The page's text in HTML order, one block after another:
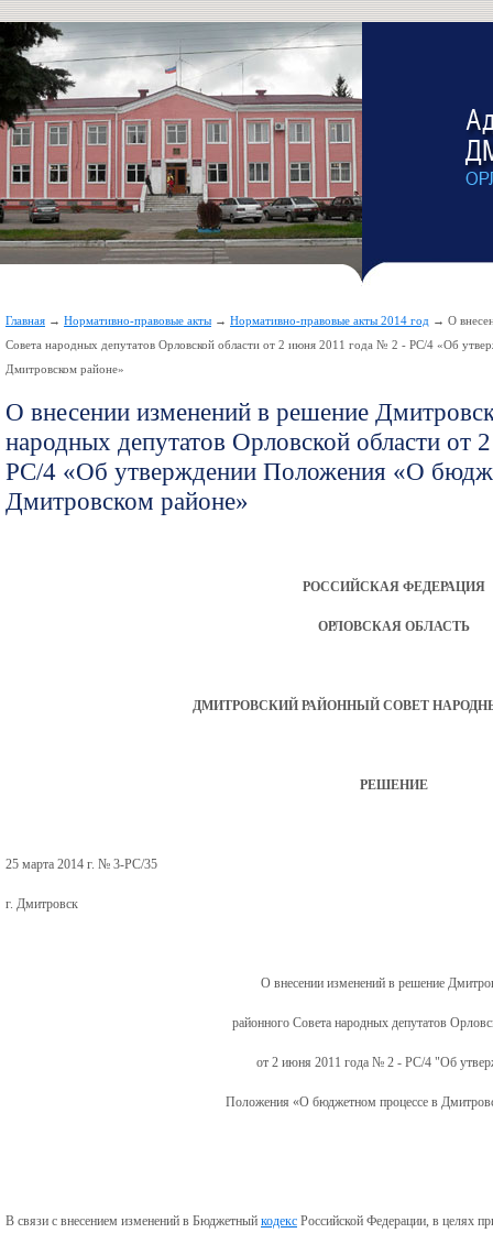
Главная → Нормативно-правовые акты → Нормативно-правовые акты 2014 год → О
Совета народных депутатов Орловской области от 2 июня 2011 года № 2 - РС/4 «Об
Дмитровском районе»
О внесении изменений в решение
народных депутатов Орловской области
РС/4 «Об утверждении Положения «О
Дмитровском районе»
РОССИЙСКАЯ ФЕДЕРАЦИЯ
ОРЛОВСКАЯ ОБЛАСТЬ
ДМИТРОВСКИЙ РАЙОННЫЙ СОВЕТ
РЕШЕНИЕ
25 марта 2014 г. № 3-РС/35
г. Дмитровск
О внесении изменений в решение
районного Совета народных депутатов
от 2 июня 2011 года № 2 - РС/4 "Об
Положения «О бюджетном процессе в
В связи с внесением изменений в Бюджетный кодекс Российской Федерации, в целях